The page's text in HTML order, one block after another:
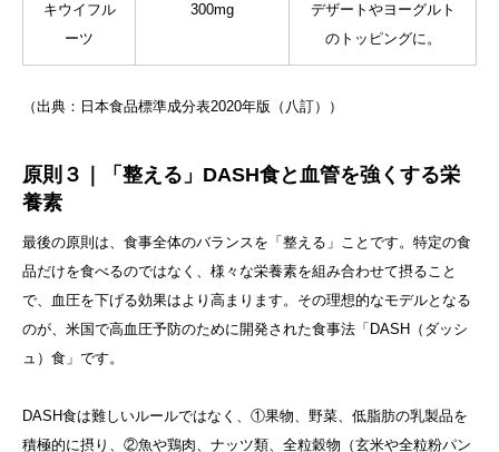
キウイフル
ーツ
300mg
デザートやヨーグルト
のトッピングに。
（出典：日本食品標準成分表2020年版（八訂））
原則３｜「整える」DASH食と血管を強くする栄
養素
最後の原則は、食事全体のバランスを「整える」ことです。特定の食
品だけを食べるのではなく、様々な栄養素を組み合わせて摂ること
で、血圧を下げる効果はより高まります。その理想的なモデルとなる
のが、米国で高血圧予防のために開発された食事法「DASH（ダッシ
ュ）食」です。
DASH食は難しいルールではなく、①果物、野菜、低脂肪の乳製品を
積極的に摂り、②魚や鶏肉、ナッツ類、全粒穀物（玄米や全粒粉パン